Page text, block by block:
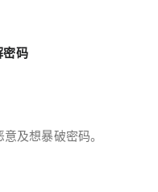
码
及想暴破密码。